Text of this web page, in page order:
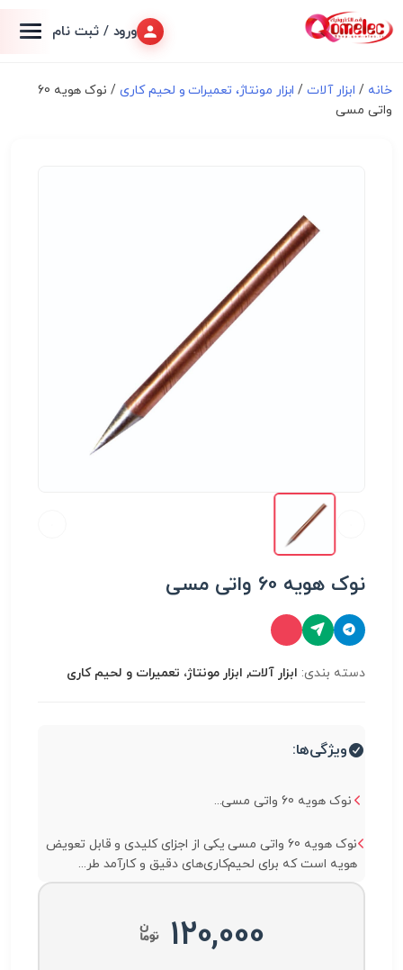
ورود / ثبت نام
خانه / ابزار آلات/ ابزار مونتاژ، تعميرات و لحیم کاری
/ نوک هویه 60
واتی مسی
نوک هویه 60 واتی مسی
دسته بندی: ابزار آلات, ابزار مونتاژ، تعميرات و لحیم کاری
ویژگی‌ها:
نوک هویه 60 واتی مسی...
نوک هویه 60 واتی مسی یکی از اجزای کلیدی و قابل تعویض
هویه است که برای لحیم‌کاری‌های دقیق و کارآمد طر...
120,000